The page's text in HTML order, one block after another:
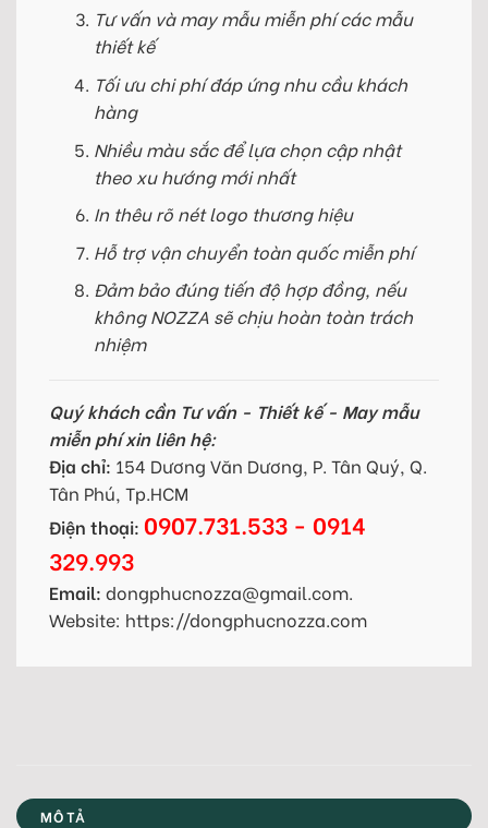
Tư vấn và may mẫu miễn phí các mẫu
thiết kế
Tối ưu chi phí đáp ứng nhu cầu khách
hàng
Nhiều màu sắc để lựa chọn cập nhật
theo xu hướng mới nhất
In thêu rõ nét logo thương hiệu
Hỗ trợ vận chuyển toàn quốc miễn phí
Đảm bảo đúng tiến độ hợp đồng, nếu
không NOZZA sẽ chịu hoàn toàn trách
nhiệm
Quý khách cần Tư vấn - Thiết kế - May mẫu
miễn phí xin liên hệ:
Địa chỉ: 154 Dương Văn Dương, P. Tân Quý, Q.
Tân Phú, Tp.HCM
Điện thoại: 0907.731.533 - 0914
329.993
Email: dongphucnozza@gmail.com.
Website: https://dongphucnozza.com
MÔ TẢ